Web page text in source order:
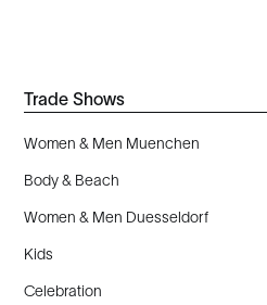
Trade Shows
Women & Men Muenchen
Body & Beach
Women & Men Duesseldorf
Kids
Celebration